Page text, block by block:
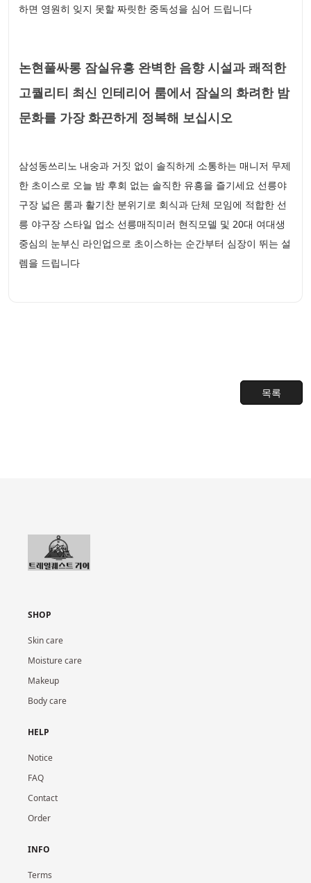
하면 영원히 잊지 못할 짜릿한 중독성을 심어 드립니다
논현풀싸롱 잠실유흥 완벽한 음향 시설과 쾌적한
고퀄리티 최신 인테리어 룸에서 잠실의 화려한 밤
문화를 가장 화끈하게 정복해 보십시오
삼성동쓰리노 내숭과 거짓 없이 솔직하게 소통하는 매니저 무제
한 초이스로 오늘 밤 후회 없는 솔직한 유흥을 즐기세요 선릉야
구장 넓은 룸과 활기찬 분위기로 회식과 단체 모임에 적합한 선
릉 야구장 스타일 업소 선릉매직미러 현직모델 및 20대 여대생
중심의 눈부신 라인업으로 초이스하는 순간부터 심장이 뛰는 설
렘을 드립니다
목록
SHOP
Skin care
Moisture care
Makeup
Body care
HELP
Notice
FAQ
Contact
Order
INFO
Terms